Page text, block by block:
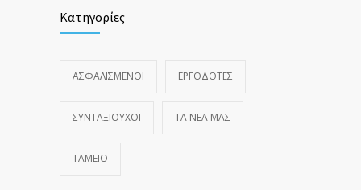
Κατηγορίες
ΑΣΦΑΛΙΣΜΕΝΟΙ ΕΡΓΟΔΟΤΕΣ
ΣΥΝΤΑΞΙΟΥΧΟΙ ΤΑ ΝΈΑ ΜΑΣ
ΤΑΜΕΙΟ